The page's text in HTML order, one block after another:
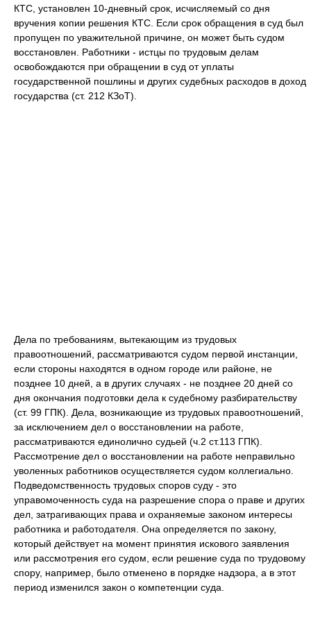
КТС, установлен 10-дневный срок, исчисляемый со дня
вручения копии решения КТС. Если срок обращения в суд был
пропущен по уважительной причине, он может быть судом
восстановлен. Работники - истцы по трудовым делам
освобождаются при обращении в суд от уплаты
государственной пошлины и других судебных расходов в доход
государства (ст. 212 КЗоТ).
Дела по требованиям, вытекающим из трудовых
правоотношений, рассматриваются судом первой инстанции,
если стороны находятся в одном городе или районе, не
позднее 10 дней, а в других случаях - не позднее 20 дней со
дня окончания подготовки дела к судебному разбирательству
(ст. 99 ГПК). Дела, возникающие из трудовых правоотношений,
за исключением дел о восстановлении на работе,
рассматриваются единолично судьей (ч.2 ст.113 ГПК).
Рассмотрение дел о восстановлении на работе неправильно
уволенных работников осуществляется судом коллегиально.
Подведомственность трудовых споров суду - это
управомоченность суда на разрешение спора о праве и других
дел, затрагивающих права и охраняемые законом интересы
работника и работодателя. Она определяется по закону,
который действует на момент принятия искового заявления
или рассмотрения его судом, если решение суда по трудовому
спору, например, было отменено в порядке надзора, а в этот
период изменился закон о компетенции суда.